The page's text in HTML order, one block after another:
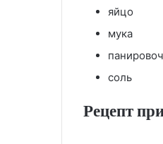
яйцо
мука
соль
Рецепт